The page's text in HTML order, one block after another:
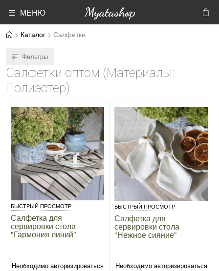
☰ МЕНЮ Myatashop
Каталог Салфетки
Фильтры
Салфетки оптом (Материалы:
Полиэстер)
БЫСТРЫЙ ПРОСМОТР
Салфетка для
сервировки стола
"Гармония линий"
Необходимо авторизироваться
БЫСТРЫЙ ПРОСМОТР
Салфетка для
сервировки стола
"Нежное сияние"
Необходимо авторизироваться